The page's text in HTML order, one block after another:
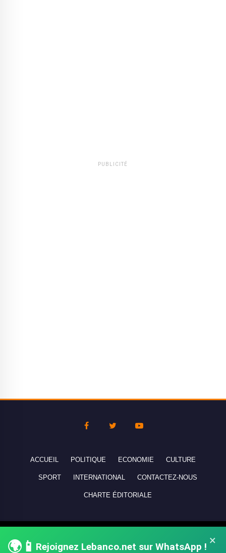
PUBLICITÉ
×
🌍📱 Rejoignez Lebanco.net sur WhatsApp !
ACCUEIL POLITIQUE ECONOMIE CULTURE
SPORT INTERNATIONAL CONTACTEZ-NOUS
CHARTE ÉDITORIALE
réservés - All rights reserved.